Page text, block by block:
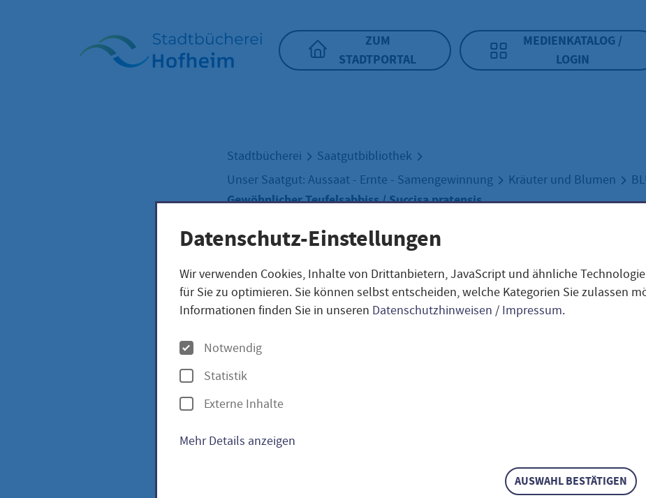
ZUM
STADTPORTAL
MEDIENKATALOG /
LOGIN
Stadtbücherei
Saatgutbibliothek
Unser Saatgut: Aussaat - Ernte - Samengewinnung
Kräuter und Blumen
Gewöhnlicher Teufelsabbiss / Succisa pratensis
Gewöhnlicher
Teufelsabbiss / Succisa
pratensis
Gewöhnlicher Teufelsabbiss /
Datenschutz-Einstellungen
Wir verwenden Cookies, Inhalte von Drittanbietern, JavaScript und ähnliche
für Sie zu optimieren. Sie können selbst entscheiden, welche Kategorien Sie zulassen
Informationen finden Sie in unseren Datenschutzhinweisen / Impressum.
O
p
t
i
o
Notwendig
Statistik
Externe Inhalte
Mehr Details anzeigen
AUSWAHL BESTÄTIGEN